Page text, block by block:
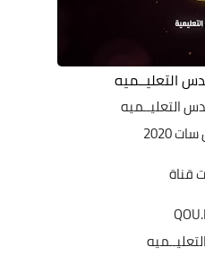
التعليــميه
التعليــميه
2020
قناة